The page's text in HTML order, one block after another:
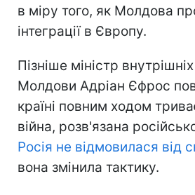
в міру того, як Молдова
інтеграції в Європу.
Пізніше міністр
Молдови Адріан Єфрос
країні повним ходом
війна, розв'язана
Росія не відмовилася від
вона змінила тактику.